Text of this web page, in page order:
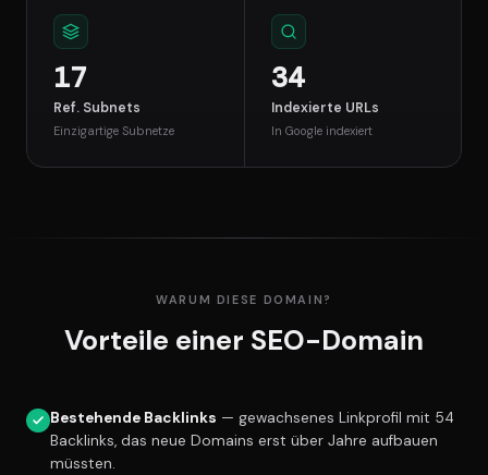
17
Ref. Subnets
Einzigartige Subnetze
34
Indexierte URLs
In Google indexiert
WARUM DIESE DOMAIN?
Vorteile einer SEO-Domain
Bestehende Backlinks — gewachsenes Linkprofil mit 54
Backlinks, das neue Domains erst über Jahre aufbauen
müssten.